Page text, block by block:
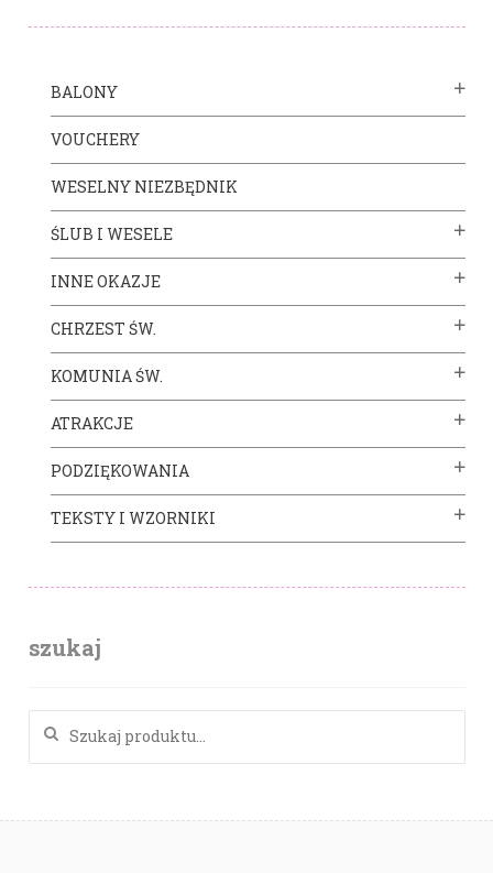
BALONY
VOUCHERY
WESELNY NIEZBĘDNIK
ŚLUB I WESELE
INNE OKAZJE
CHRZEST ŚW.
KOMUNIA ŚW.
ATRAKCJE
PODZIĘKOWANIA
TEKSTY I WZORNIKI
szukaj